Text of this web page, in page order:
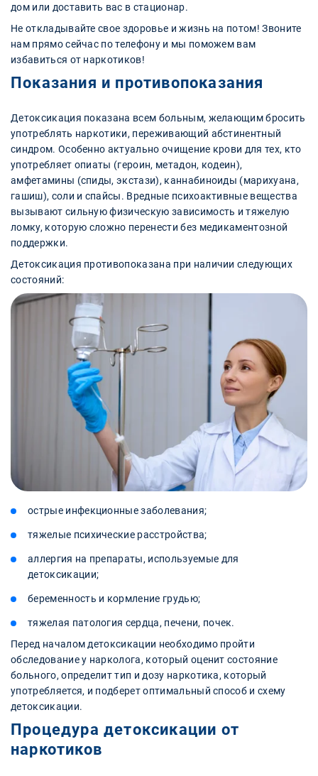
дом или доставить вас в стационар.
Не откладывайте свое здоровье и жизнь на потом! Звоните
нам прямо сейчас по телефону и мы поможем вам
избавиться от наркотиков!
Показания и противопоказания
Детоксикация показана всем больным, желающим бросить
употреблять наркотики, переживающий абстинентный
синдром. Особенно актуально очищение крови для тех, кто
употребляет опиаты (героин, метадон, кодеин),
амфетамины (спиды, экстази), каннабиноиды (марихуана,
гашиш), соли и спайсы. Вредные психоактивные вещества
вызывают сильную физическую зависимость и тяжелую
ломку, которую сложно перенести без медикаментозной
поддержки.
Детоксикация противопоказана при наличии следующих
состояний:
острые инфекционные заболевания;
тяжелые психические расстройства;
аллергия на препараты, используемые для
детоксикации;
беременность и кормление грудью;
тяжелая патология сердца, печени, почек.
Перед началом детоксикации необходимо пройти
обследование у нарколога, который оценит состояние
больного, определит тип и дозу наркотика, который
употребляется, и подберет оптимальный способ и схему
детоксикации.
Процедура детоксикации от
наркотиков